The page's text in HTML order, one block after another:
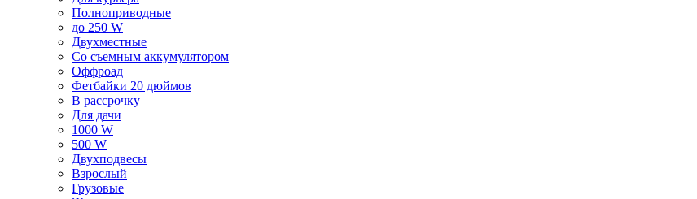
Полноприводные
до 250 W
Двухместные
Со съемным аккумулятором
Оффроад
Фетбайки 20 дюймов
В рассрочку
Для дачи
1000 W
500 W
Двухподвесы
Взрослый
Грузовые